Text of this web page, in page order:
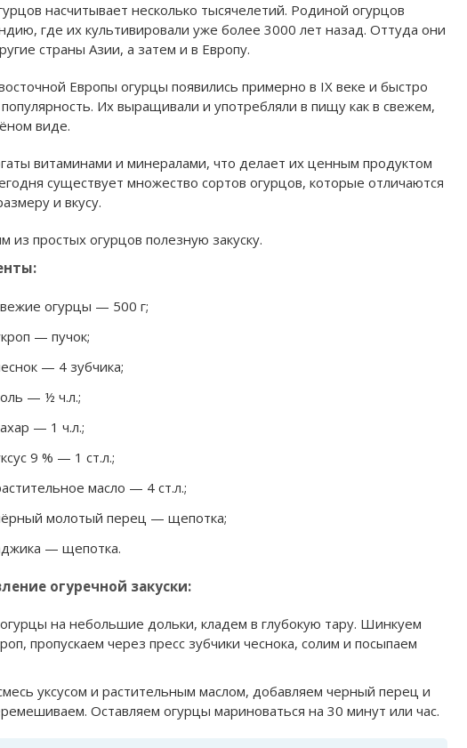
насчитывает несколько тысячелетий. Родиной огурцов
где их культивировали уже более 3000 лет назад. Оттуда они
страны Азии, а затем и в Европу.
Европы огурцы появились примерно в IX веке и быстро
Их выращивали и употребляли в пищу как в свежем,
виде.
витаминами и минералами, что делает их ценным продуктом
существует множество сортов огурцов, которые отличаются
и вкусу.
из простых огурцов полезную закуску.
огурцы — 500 г;
— пучок;
— 4 зубчика;
— ½ ч.л.;
— 1 ч.л.;
9 % — 1 ст.л.;
масло — 4 ст.л.;
молотый перец — щепотка;
— щепотка.
огуречной закуски:
на небольшие дольки, кладем в глубокую тару. Шинкуем
пропускаем через пресс зубчики чеснока, солим и посыпаем
уксусом и растительным маслом, добавляем черный перец и
Оставляем огурцы мариноваться на 30 минут или час.